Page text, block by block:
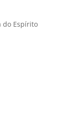
do Espírito